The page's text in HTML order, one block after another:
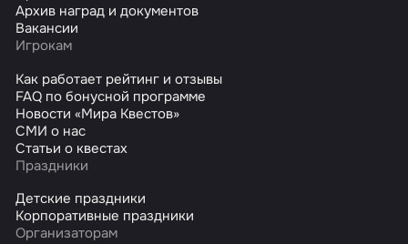
Архив наград и документов
Вакансии
Игрокам
Как работает рейтинг и отзывы
FAQ по бонусной программе
Новости «Мира Квестов»
СМИ о нас
Статьи о квестах
Праздники
Детские праздники
Корпоративные праздники
Организаторам